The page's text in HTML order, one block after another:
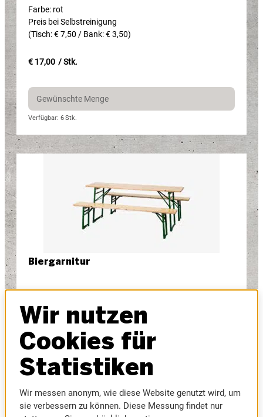
Farbe: rot
Preis bei Selbstreinigung
(Tisch: € 7,50 / Bank: € 3,50)
€ 17,00 / Stk.
Verfügbar: 6Stk.
Biergarnitur
Tisch (l: 195 x b: 50 cm): € 7,50
Bank (l: 195 x b: 25 cm): je € 3,50
€ 14,50 / Stk.
Verfügbar: 18 Stk.
Wir nutzen
Cookies für
Statistiken
Wir messen anonym, wie diese Website genutzt wird, um
sie verbessern zu können. Diese Messung findet nur